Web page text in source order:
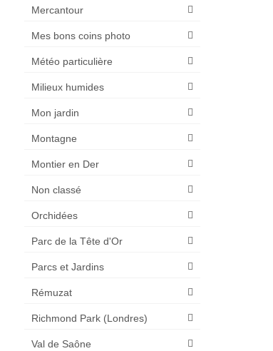
Mercantour
Mes bons coins photo
Météo particulière
Milieux humides
Mon jardin
Montagne
Montier en Der
Non classé
Orchidées
Parc de la Tête d'Or
Parcs et Jardins
Rémuzat
Richmond Park (Londres)
Val de Saône